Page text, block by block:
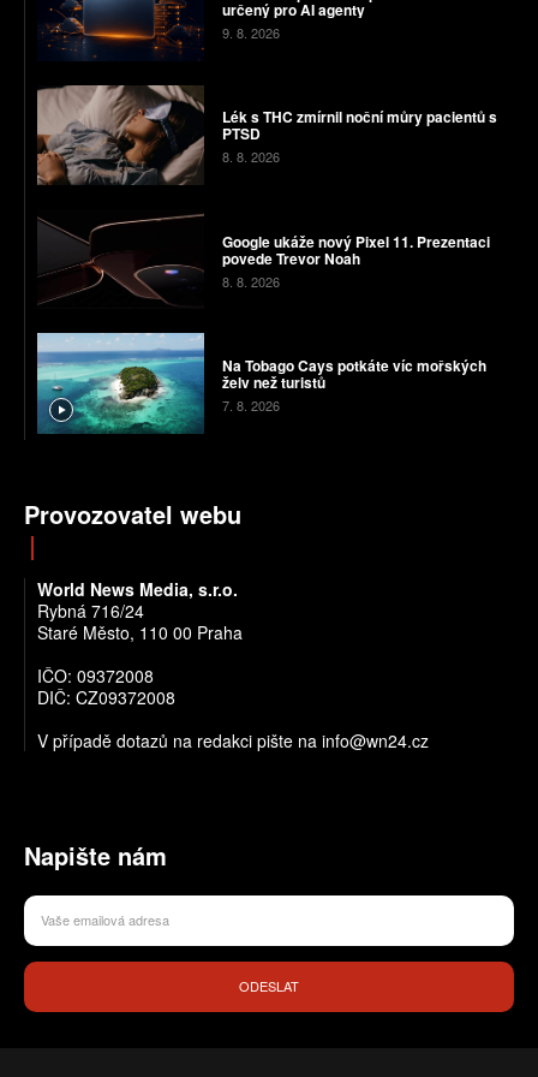
určený pro AI agenty
9. 8. 2026
Lék s THC zmírnil noční můry pacientů s
PTSD
8. 8. 2026
Google ukáže nový Pixel 11. Prezentaci
povede Trevor Noah
8. 8. 2026
Na Tobago Cays potkáte víc mořských
želv než turistů
7. 8. 2026
Provozovatel webu
World News Media, s.r.o.
Rybná 716/24
Staré Město, 110 00 Praha
IČO: 09372008
DIČ: CZ09372008
V případě dotazů na redakci pište na info@wn24.cz
Napište nám
ODESLAT